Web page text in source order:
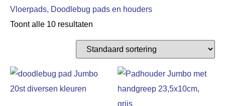
Vloerpads, Doodlebug pads en houders
Toont alle 10 resultaten